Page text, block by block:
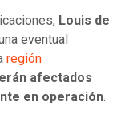
Louis de
eventual
región
afectados
en operación.